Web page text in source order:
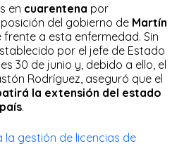
en cuarentena por
del gobierno de Martín
a esta enfermedad. Sin
por el jefe de Estado
30 de junio y, debido a ello, el
Rodríguez, aseguró que el
la extensión del estado
.
la gestión de licencias de